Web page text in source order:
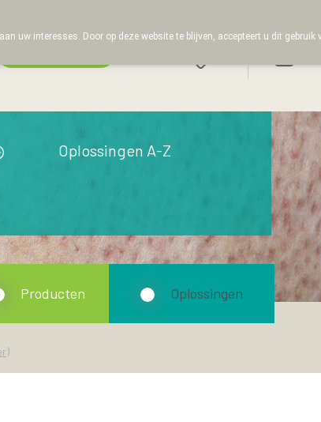
Oplossingen A-Z
Producten Oplossingen
uw interesses. Door op deze website te blijven, accepteert u dit gebruik